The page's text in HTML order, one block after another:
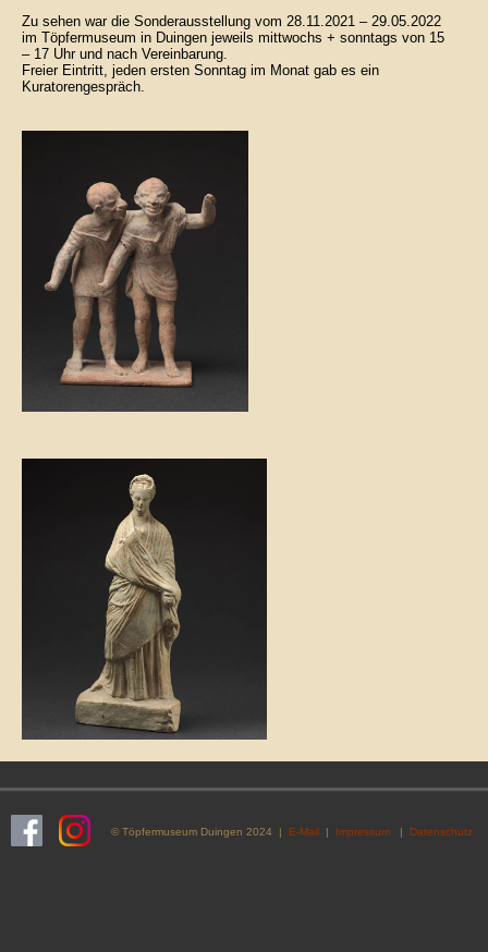
Zu sehen war die Sonderausstellung vom 28.11.2021 – 29.05.2022
im Töpfermuseum in Duingen jeweils mittwochs + sonntags von 15
– 17 Uhr und nach Vereinbarung.
Freier Eintritt, jeden ersten Sonntag im Monat gab es ein
Kuratorengespräch.
© Töpfermuseum Duingen 2024 | E-Mail | Impressum | Datenschutz